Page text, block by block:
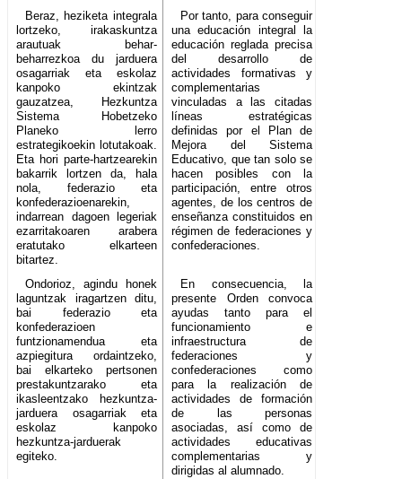
Beraz, heziketa integrala
lortzeko, irakaskuntza
arautuak behar-
beharrezkoa du jarduera
osagarriak eta eskolaz
kanpoko ekintzak
gauzatzea, Hezkuntza
Sistema Hobetzeko
Planeko lerro
estrategikoekin lotutakoak.
Eta hori parte-hartzearekin
bakarrik lortzen da, hala
nola, federazio eta
konfederazioenarekin,
indarrean dagoen legeriak
ezarritakoaren arabera
eratutako elkarteen
bitartez.
Por tanto, para conseguir
una educación integral la
educación reglada precisa
del desarrollo de
actividades formativas y
complementarias
vinculadas a las citadas
líneas estratégicas
definidas por el Plan de
Mejora del Sistema
Educativo, que tan solo se
hacen posibles con la
participación, entre otros
agentes, de los centros de
enseñanza constituidos en
régimen de federaciones y
confederaciones.
Ondorioz, agindu honek
laguntzak iragartzen ditu,
bai federazio eta
konfederazioen
funtzionamendua eta
azpiegitura ordaintzeko,
bai elkarteko pertsonen
prestakuntzarako eta
ikasleentzako hezkuntza-
jarduera osagarriak eta
eskolaz kanpoko
hezkuntza-jarduerak
egiteko.
En consecuencia, la
presente Orden convoca
ayudas tanto para el
funcionamiento e
infraestructura de
federaciones y
confederaciones como
para la realización de
actividades de formación
de las personas
asociadas, así como de
actividades educativas
complementarias y
dirigidas al alumnado.